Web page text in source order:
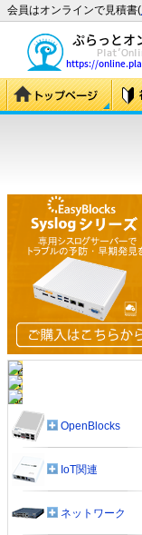
会員はオンラインで見積書(
OpenBlocks
IoT関連
ネットワーク